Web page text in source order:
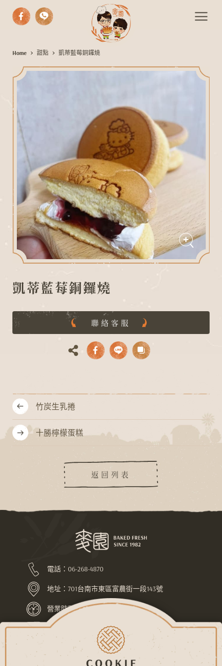
G
N
I
D
A
O
凱
蒂
鑼
手作麵包
期間限定
伴手禮
活動餐會
最新消息
聯絡我們
Home 甜點 凱蒂藍莓銅鑼燒
凱蒂藍莓銅鑼燒
聯絡客服
竹炭生乳捲
十勝檸檬蛋糕
返回列表
電話： 06-268-4870
地址： 701台南市東區富農街一段143號
營業時間：上午7:30-下午10:00
LINE ID：@pej4686l
關於麥園 最新消息 常見問題